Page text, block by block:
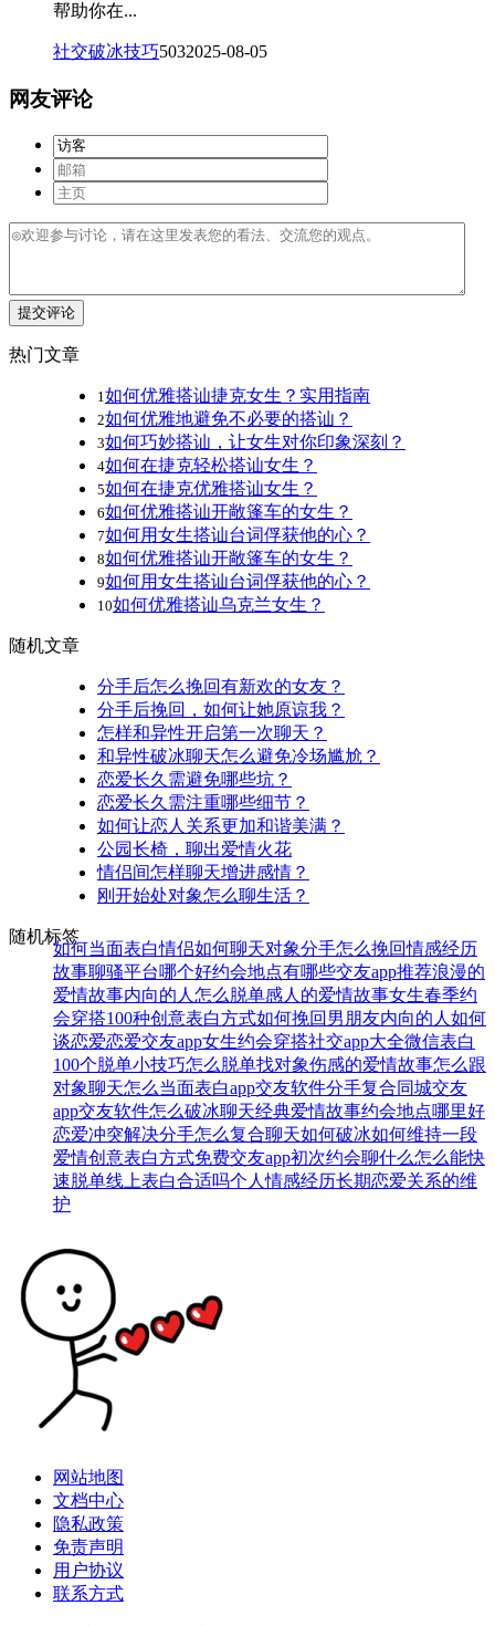
帮助你在...
社交破冰技巧5032025-08-05
网友评论
提交评论
热门文章
1 如何优雅搭讪捷克女生？实用指南
2如何优雅地避免不必要的搭讪？
3如何巧妙搭讪，让女生对你印象深刻？
4如何在捷克轻松搭讪女生？
5如何在捷克优雅搭讪女生？
6如何优雅搭讪开敞篷车的女生？
7如何用女生搭讪台词俘获他的心？
8如何优雅搭讪开敞篷车的女生？
9如何用女生搭讪台词俘获他的心？
10如何优雅搭讪乌克兰女生？
随机文章
分手后怎么挽回有新欢的女友？
分手后挽回，如何让她原谅我？
怎样和异性开启第一次聊天？
和异性破冰聊天怎么避免冷场尴尬？
恋爱长久需避免哪些坑？
恋爱长久需注重哪些细节？
如何让恋人关系更加和谐美满？
公园长椅，聊出爱情火花
情侣间怎样聊天增进感情？
刚开始处对象怎么聊生活？
随机标签
如何当面表白情侣如何聊天对象分手怎么挽回情感经历
故事聊骚平台哪个好约会地点有哪些交友app推荐浪漫的
爱情故事内向的人怎么脱单感人的爱情故事女生春季约
会穿搭100种创意表白方式如何挽回男朋友内向的人如何
谈恋爱恋爱交友app女生约会穿搭社交app大全微信表白
100个脱单小技巧怎么脱单找对象伤感的爱情故事怎么跟
对象聊天怎么当面表白app交友软件分手复合同城交友
app交友软件怎么破冰聊天经典爱情故事约会地点哪里好
恋爱冲突解决分手怎么复合聊天如何破冰如何维持一段
爱情创意表白方式免费交友app初次约会聊什么怎么能快
速脱单线上表白合适吗个人情感经历长期恋爱关系的维
护
网站地图
文档中心
隐私政策
免责声明
用户协议
联系方式